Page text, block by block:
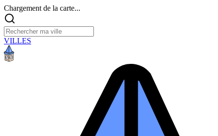
Chargement de la carte...
VILLES